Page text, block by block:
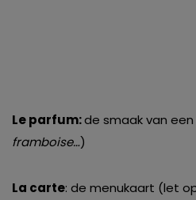
Le parfum:de smaak van een
framboise…)
La carte: de menukaart (let